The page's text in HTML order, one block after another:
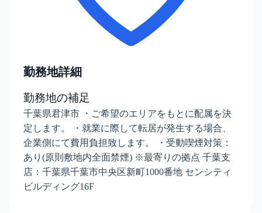
勤務地詳細
勤務地の補足
千葉県君津市 ・ご希望のエリアをもとに配属を決
定します。 ・就業に際して転居が発生する場合、
企業側にて費用負担致します。 ・受動喫煙対策：
あり(原則敷地内全面禁煙) ※最寄りの拠点 千葉支
店：千葉県千葉市中央区新町1000番地 センシティ
ビルディング16F